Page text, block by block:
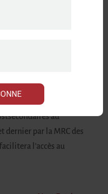
La première Fiducie
pour
au
dernier par la MRC des
l’accès au